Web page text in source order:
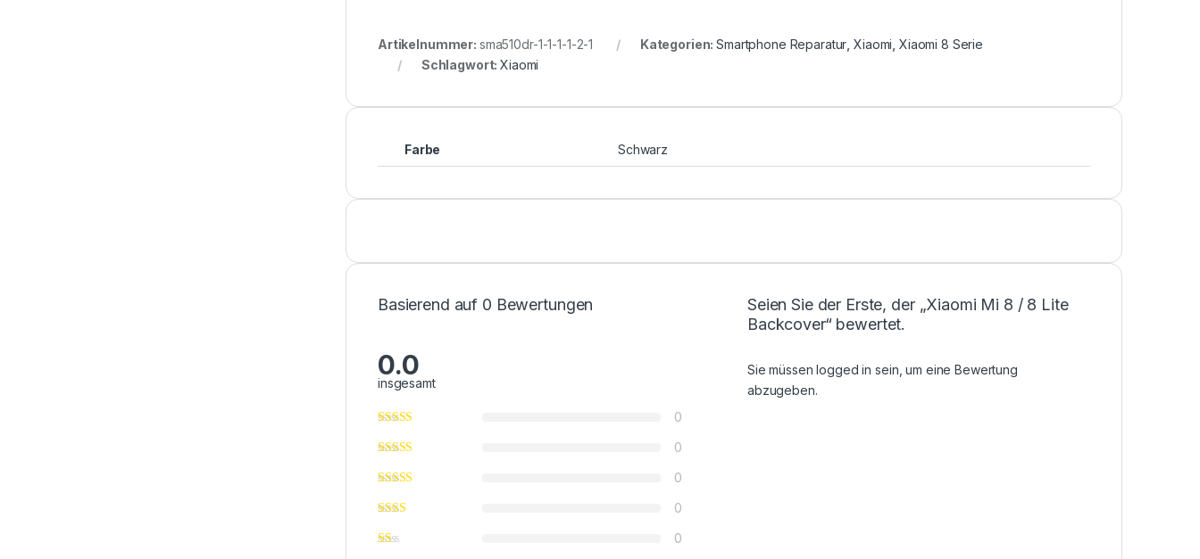
Artikelnummer: sma510dr-1-1-1-1-2-1 Kategorien:Smartphone Reparatur ,Xiaomi Xiaomi 8 Serie
Schlagwort:Xiaomi
Farbe Schwarz
Basierend auf 0 Bewertungen
0.0
insgesamt
0
0
0
0
0
Seien Sie der Erste, der „Xiaomi Mi 8 / 8 Lite
Backcover“ bewertet.
Sie müssenlogged in sein, um eine Bewertung
abzugeben.